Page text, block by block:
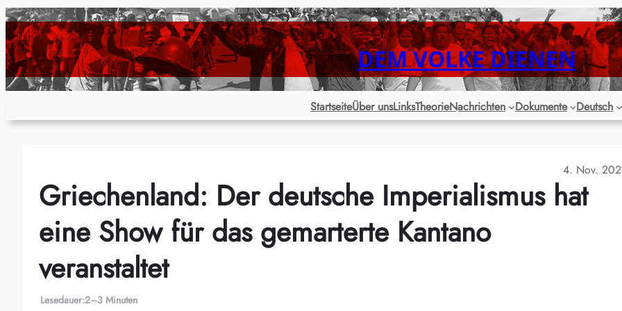
Zum
Inhalt
springen
DEM VOLKE DIENEN
StartseiteÜber unsLinksTheorieNachrichten Dokumente Deutsch
4. Nov.
Griechenland: Der deutsche Imperialismus hat
eine Show für das gemarterte Kantano
veranstaltet
Lesedauer:2–3 Minuten